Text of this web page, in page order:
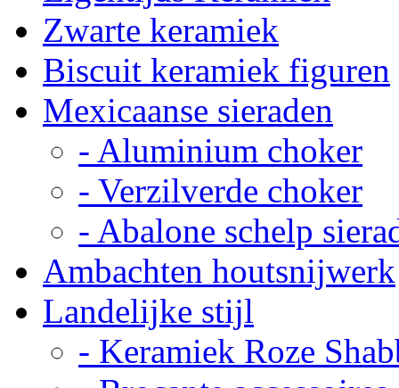
Zwarte keramiek
Biscuit keramiek figuren
Mexicaanse sieraden
- Aluminium choker
- Verzilverde choker
- Abalone schelp
Ambachten houtsnijwerk
Landelijke stijl
- Keramiek Roze